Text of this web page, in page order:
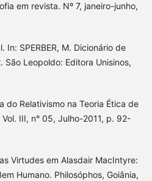
em revista. Nº 7, janeiro-junho,
In: SPERBER, M. Dicionário de
São Leopoldo: Editora Unisinos,
do Relativismo na Teoria Ética de
III, n° 05, Julho-2011, p. 92-
Virtudes em Alasdair MacIntyre:
Humano. Philosóphos, Goiânia,